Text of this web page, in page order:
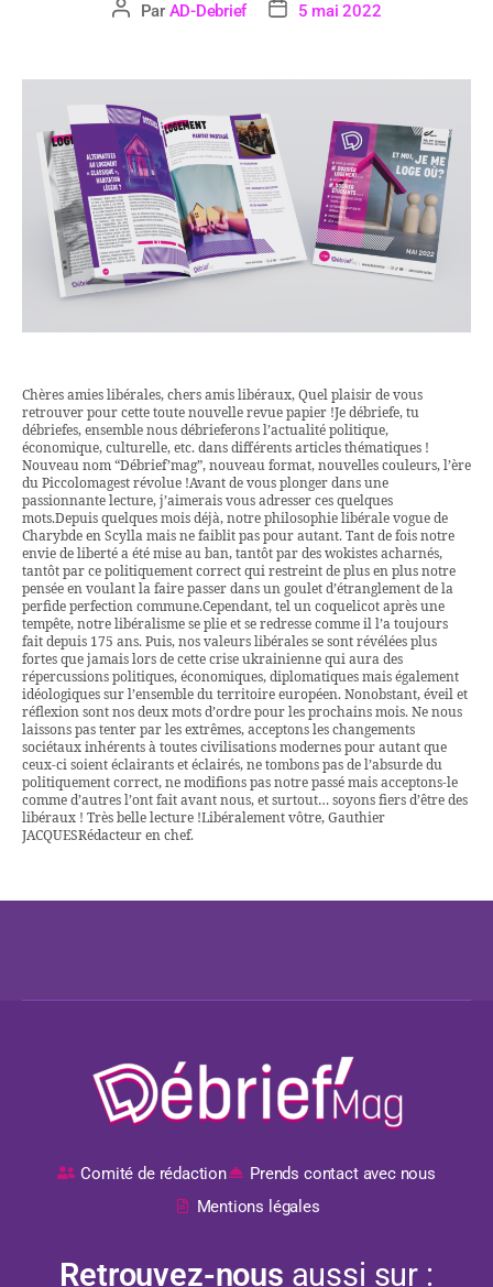
Par AD-Debrief 5 mai 2022
Chères amies libérales, chers amis libéraux, Quel plaisir de vous
retrouver pour cette toute nouvelle revue papier !Je débriefe, tu
débriefes, ensemble nous débrieferons l’actualité politique,
économique, culturelle, etc. dans différents articles thématiques !
Nouveau nom “Débrief’mag”, nouveau format, nouvelles couleurs, l’ère
du Piccolomagest révolue !Avant de vous plonger dans une
passionnante lecture, j’aimerais vous adresser ces quelques
mots.Depuis quelques mois déjà, notre philosophie libérale vogue de
Charybde en Scylla mais ne faiblit pas pour autant. Tant de fois notre
envie de liberté a été mise au ban, tantôt par des wokistes acharnés,
tantôt par ce politiquement correct qui restreint de plus en plus notre
pensée en voulant la faire passer dans un goulet d’étranglement de la
perfide perfection commune.Cependant, tel un coquelicot après une
tempête, notre libéralisme se plie et se redresse comme il l’a toujours
fait depuis 175 ans. Puis, nos valeurs libérales se sont révélées plus
fortes que jamais lors de cette crise ukrainienne qui aura des
répercussions politiques, économiques, diplomatiques mais également
idéologiques sur l’ensemble du territoire européen. Nonobstant, éveil et
réflexion sont nos deux mots d’ordre pour les prochains mois. Ne nous
laissons pas tenter par les extrêmes, acceptons les changements
sociétaux inhérents à toutes civilisations modernes pour autant que
ceux-ci soient éclairants et éclairés, ne tombons pas de l’absurde du
politiquement correct, ne modifions pas notre passé mais acceptons-le
comme d’autres l’ont fait avant nous, et surtout… soyons fiers d’être des
libéraux ! Très belle lecture !Libéralement vôtre, Gauthier
JACQUESRédacteur en chef.
Comité de rédaction
Prends contact avec nous
Mentions légales
Retrouvez-nous aussi sur :